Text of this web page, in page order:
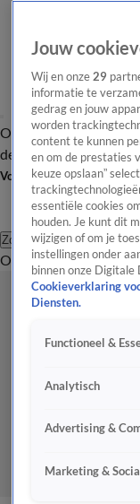
Overzicht
de redactie
Volg Shownieuws
Zoeken
Overzicht
Jouw
Wij en onze 29
informatie te
gedrag en jouw
worden
content te kunnen
en om de prestaties
keuze opslaan”
essentiële cookies
houden. Je kunt dit
wijzigen of om je
instellingen onder
binnen onze
Cookieverklaring
Diensten.
Functioneel &
Analytisch
Advertising &
Marketing &